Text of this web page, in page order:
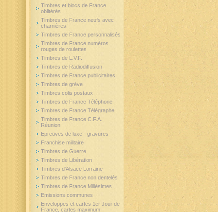
Timbres et blocs de France
oblitérés
Timbres de France neufs avec
charnières
Timbres de France personnalisés
Timbres de France numéros
rouges de roulettes
Timbres de L.V.F.
Timbres de Radiodiffusion
Timbres de France publicitaires
Timbres de grève
Timbres colis postaux
Timbres de France Téléphone
Timbres de France Télégraphe
Timbres de France C.F.A.
Réunion
Epreuves de luxe - gravures
Franchise militaire
Timbres de Guerre
Timbres de Libération
Timbres d'Alsace Lorraine
Timbres de France non dentelés
Timbres de France Millésimes
Emissions communes
Enveloppes et cartes 1er Jour de
France, cartes maximum